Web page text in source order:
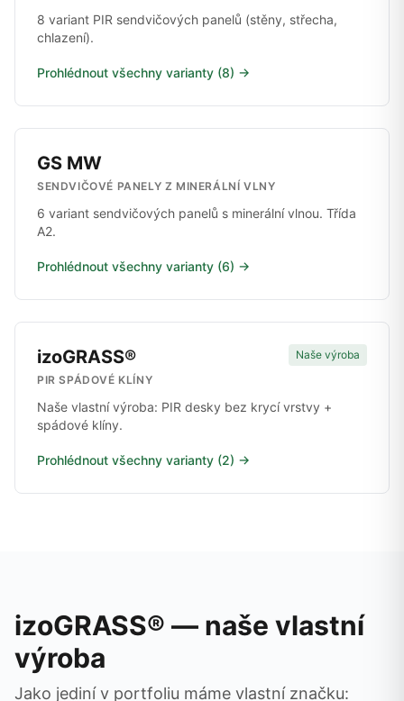
8 variant PIR sendvičových panelů (stěny, střecha,
chlazení).
Prohlédnout všechny varianty (8) →
GS MW
SENDVIČOVÉ PANELY Z MINERÁLNÍ VLNY
6 variant sendvičových panelů s minerální vlnou. Třída
A2.
Prohlédnout všechny varianty (6) →
izoGRASS®
Naše výroba
PIR SPÁDOVÉ KLÍNY
Naše vlastní výroba: PIR desky bez krycí vrstvy +
spádové klíny.
Prohlédnout všechny varianty (2) →
izoGRASS® — naše vlastní
výroba
Jako jediní v portfoliu máme vlastní značku: